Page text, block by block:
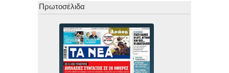
Πρωτοσέλιδα